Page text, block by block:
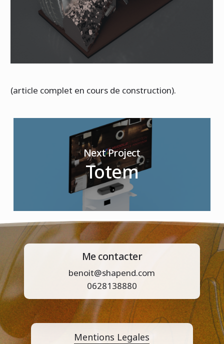
(article complet en cours de construction).
Next Project
Totem
Me contacter
benoit@shapend.com
0628138880
Mentions Legales